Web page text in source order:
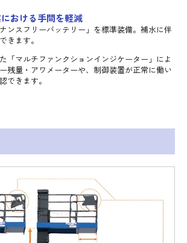
おける手間を軽減
ンスフリーバッテリー」を標準装備。補水に伴
きます。
「マルチファンクションインジケーター」によ
残量・アワメーターや、制御装置が正常に働い
できます。